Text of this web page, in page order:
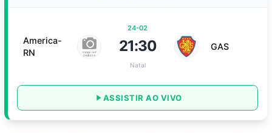
America-
RN
24-02
21:30
Natal
GAS
ASSISTIR AO VIVO